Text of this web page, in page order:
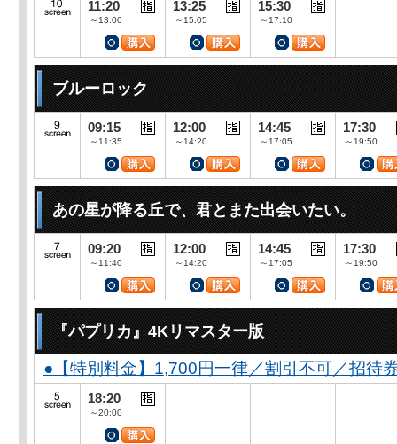
11:20
～13:00
13:25
～15:05
15:30
～17:10
ブルーロック
09:15
～11:35
12:00
～14:20
14:45
～17:05
17:30
～19:50
あの星が降る丘で、君とまた出会いたい。
09:20
～11:40
12:00
～14:20
14:45
～17:05
17:30
～19:50
『パプリカ』4Kリマスター版
●【特別料金】1,700円一律／割引不可／招待
18:20
～20:00